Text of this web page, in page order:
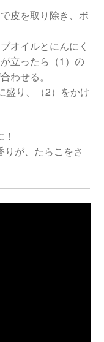
皮を取り除き、ボ
オイルとにんにく
立ったら（1）の
わせる。
盛り、（2）をかけ
が、たらこをさ